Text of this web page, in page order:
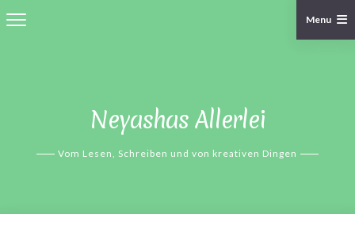
Neyashas Allerlei
Vom Lesen, Schreiben und von kreativen Dingen
Menu